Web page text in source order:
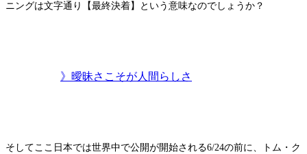
ニングは文字通り【最終決着】という意味なのでしょうか？
》曖昧さこそが人間らしさ
そしてここ日本では世界中で公開が開始される6/24の前に、トム・ク